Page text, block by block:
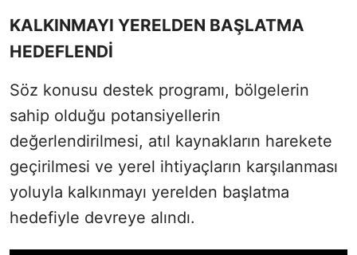
KALKINMAYI YERELDEN BAŞLATMA
HEDEFLENDİ
Söz konusu destek programı, bölgelerin
sahip olduğu potansiyellerin
değerlendirilmesi, atıl kaynakların harekete
geçirilmesi ve yerel ihtiyaçların karşılanması
yoluyla kalkınmayı yerelden başlatma
hedefiyle devreye alındı.